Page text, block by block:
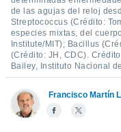
en
más
nuestra
y
de las agujas del reloj
Streptococcus (Crédito:
especies mixtas, del
Institute/MIT); Bacillus
(Crédito: JH, CDC).
Bailey, Instituto Nacional
Francisco Martín